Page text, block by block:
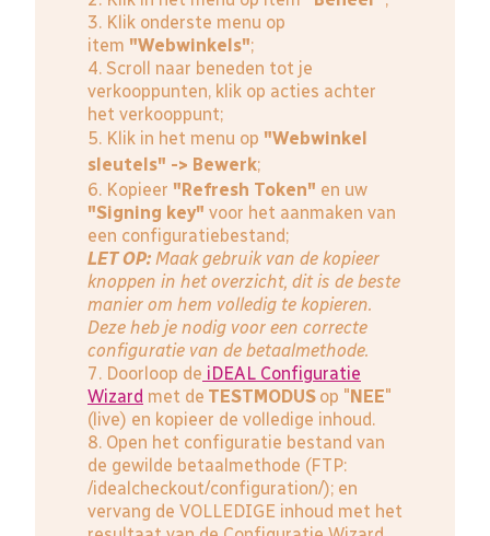
3. Klik onderste menu op
item "Webwinkels";
4. Scroll naar beneden tot je
verkooppunten, klik op acties achter
het verkooppunt;
5. Klik in het menu op "Webwinkel
sleutels" -> Bewerk;
6. Kopieer "Refresh Token" en uw
"Signing key" voor het aanmaken van
een configuratiebestand;
LET OP: Maak gebruik van de kopieer
knoppen in het overzicht, dit is de beste
manier om hem volledig te kopieren.
Deze heb je nodig voor een correcte
configuratie van de betaalmethode.
7. Doorloop de iDEAL Configuratie
Wizard met de TESTMODUS op " NEE"
(live) en kopieer de volledige inhoud.
8. Open het configuratie bestand van
de gewilde betaalmethode (FTP:
/idealcheckout/configuration/); en
vervang de VOLLEDIGE inhoud met het